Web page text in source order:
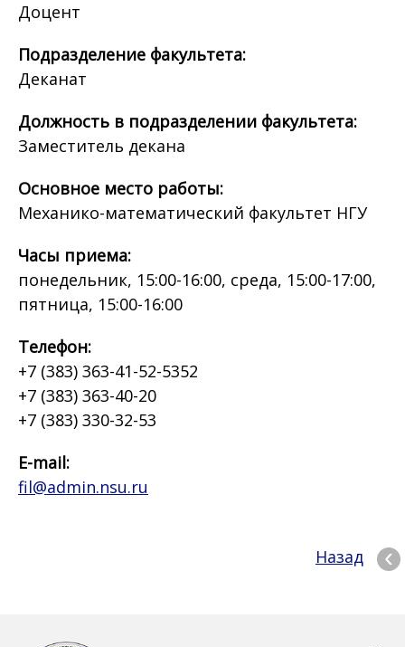
Доцент
Подразделение факультета:
Деканат
Должность в подразделении факультета:
Заместитель декана
Основное место работы:
Механико-математический факультет НГУ
Часы приема:
понедельник, 15:00-16:00, среда, 15:00-17:00,
пятница, 15:00-16:00
Телефон:
+7 (383) 363-41-52-5352
+7 (383) 363-40-20
+7 (383) 330-32-53
E-mail:
fil@admin.nsu.ru
Назад